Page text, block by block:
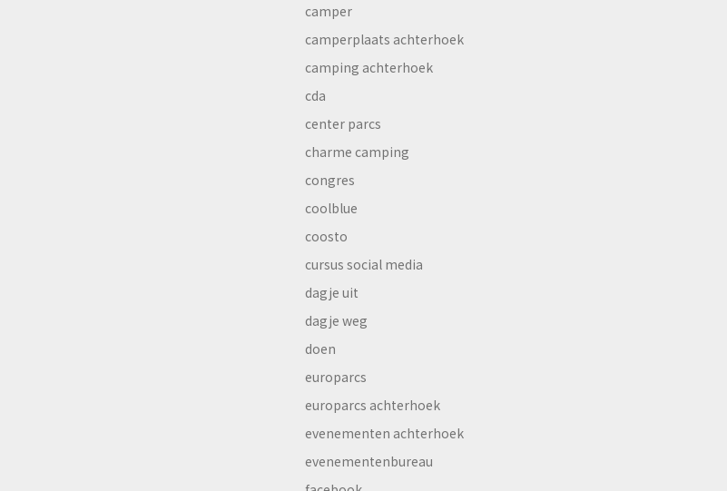
camper
camperplaats achterhoek
camping achterhoek
cda
center parcs
charme camping
congres
coolblue
coosto
cursus social media
dagje uit
dagje weg
doen
europarcs
europarcs achterhoek
evenementen achterhoek
evenementenbureau